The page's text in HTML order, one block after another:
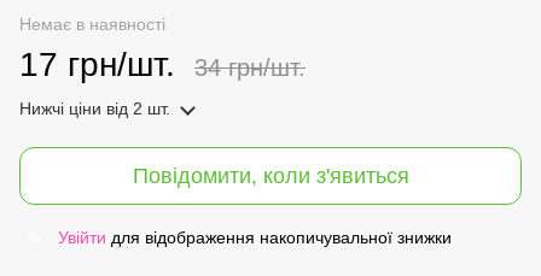
Немає в наявності
17 грн/шт. 34 грн/шт.
Нижчі ціни від 2 шт.
Повідомити, коли з'явиться
Увійти для відображення накопичувальної знижки